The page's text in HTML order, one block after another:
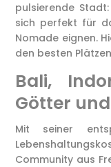
pulsierende
sich perfekt für
Nomade eignen.
den besten
Bali,
Götter
Mit seiner
Community aus